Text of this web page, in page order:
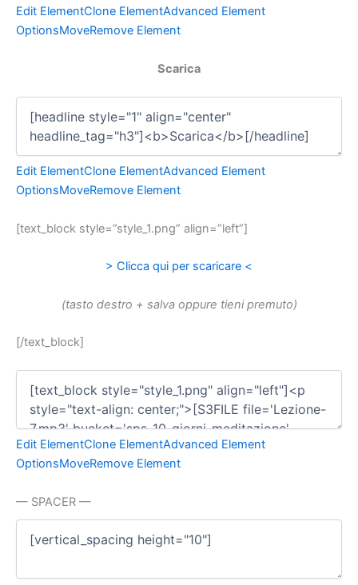
Edit ElementClone ElementAdvanced Element
OptionsMoveRemove Element
Scarica
Edit ElementClone ElementAdvanced Element
OptionsMoveRemove Element
[text_block style=”style_1.png” align=”left”]
> Clicca qui per scaricare <
(tasto destro + salva oppure tieni premuto)
[/text_block]
Edit ElementClone ElementAdvanced Element
OptionsMoveRemove Element
— SPACER —